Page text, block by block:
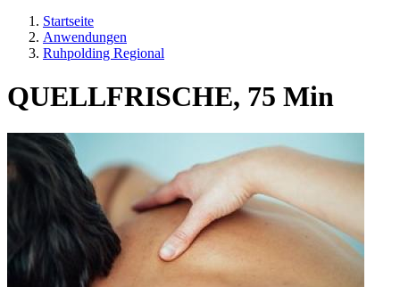
Startseite
Anwendungen
Ruhpolding Regional
QUELLFRISCHE, 75 Min